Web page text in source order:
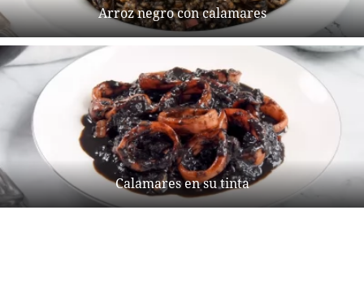
Arroz negro con calamares
Calamares en su tinta